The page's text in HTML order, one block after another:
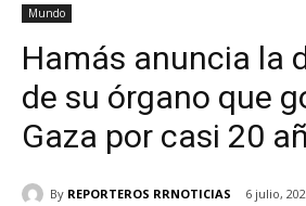
Mundo
Hamás anuncia la
de su órgano que
Gaza por casi 20
By REPORTEROS RRNOTICIAS 6 julio,